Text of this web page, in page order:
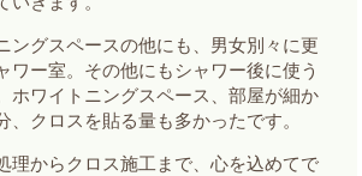
ングスペースの他にも、男女別々に更
ワー室。その他にもシャワー後に使う
ホワイトニングスペース、部屋が細か
、クロスを貼る量も多かったです。
理からクロス施工まで、心を込めてで